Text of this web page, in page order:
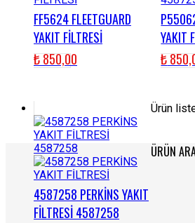
FF5624 FLEETGUARD
YAKIT FİLTRESİ
₺850,00
YAKIT
₺
4587258 PERKİNS YAKIT
FİLTRESİ 4587258
Ürün
ÜRÜN